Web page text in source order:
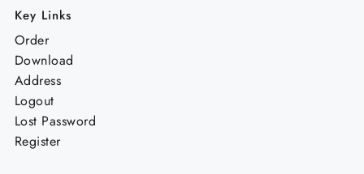
Key Links
Order
Download
Address
Logout
Lost Password
Register